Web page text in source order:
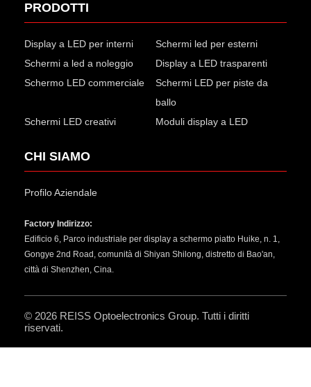
PRODOTTI
Display a LED per interni
Schermi led per esterni
Schermi a led a noleggio
Display a LED trasparenti
Schermo LED commerciale
Schermi LED per piste da
ballo
Schermi LED creativi
Moduli display a LED
CHI SIAMO
Profilo Aziendale
Factory Indirizzo:
Edificio 6, Parco industriale per display a schermo piatto Huike, n. 1,
Gongye 2nd Road, comunità di Shiyan Shilong, distretto di Bao'an,
città di Shenzhen, Cina.
© 2026 REISS Optoelectronics Group. Tutti i diritti
riservati.